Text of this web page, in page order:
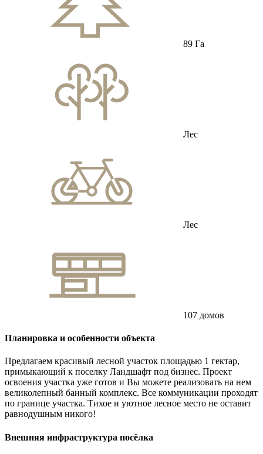
89 Га
Лес
Лес
107 домов
Планировка и особенности объекта
Предлагаем красивый лесной участок площадью 1 гектар,
примыкающий к поселку Ландшафт под бизнес. Проект
освоения участка уже готов и Вы можете реализовать на нем
великолепный банный комплекс. Все коммуникации проходят
по границе участка. Тихое и уютное лесное место не оставит
равнодушным никого!
Внешняя инфраструктура посёлка